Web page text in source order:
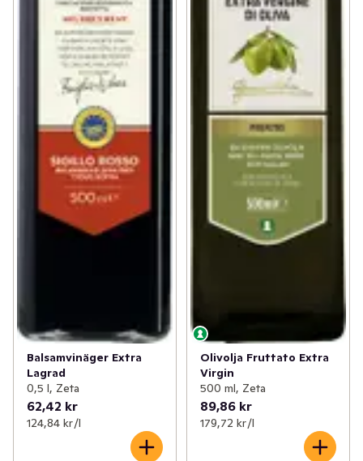
Balsamvinäger Extra
Lagrad
0,5 l, Zeta
62,42 kr
124,84 kr /l
Olivolja Fruttato Extra
Virgin
500 ml, Zeta
89,86 kr
179,72 kr /l